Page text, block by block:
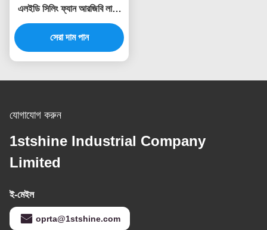
এলইডি সিলিং ফ্যান আরজিবি লাইট
ডিসি মোটর সহ ফ্লাশ মাউন্ট
সেরা দাম পান
যোগাযোগ করুন
1stshine Industrial Company
Limited
ই-মেইল
oprta@1stshine.com